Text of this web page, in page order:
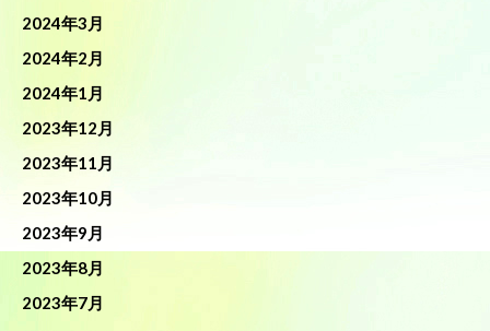
2024年3月
2024年2月
2024年1月
2023年12月
2023年11月
2023年10月
2023年9月
2023年8月
2023年7月